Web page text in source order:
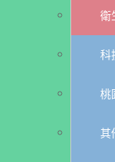
衛
科
桃
其